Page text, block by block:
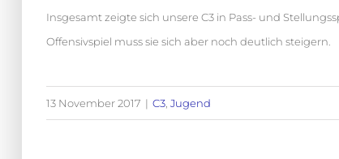
Insgesamt zeigte sich unsere C3 in Pass- und
Offensivspiel muss sie sich aber noch deutlich steigern.
13 November 2017 | C3 Jugend